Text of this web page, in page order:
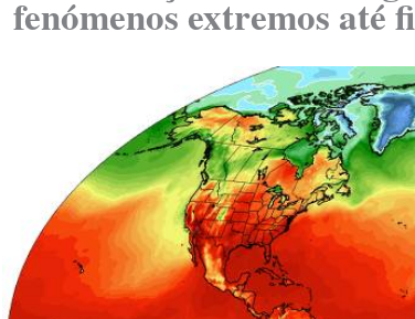
fenómenos extremos até